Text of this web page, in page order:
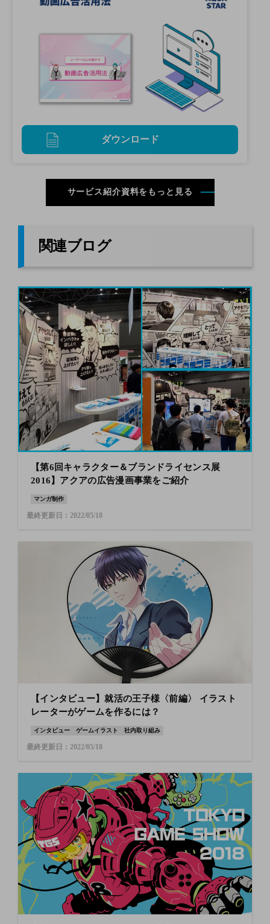
ダウンロード
サービス紹介資料をもっと見る
関連ブログ
【第6回キャラクター＆ブランドライセンス展
2016】アクアの広告漫画事業をご紹介
マンガ制作
最終更新日：2022/05/18
【インタビュー】就活の王子様〈前編〉 イラスト
レーターがゲームを作るには？
インタビュー ゲームイラスト 社内取り組み
最終更新日：2022/05/18